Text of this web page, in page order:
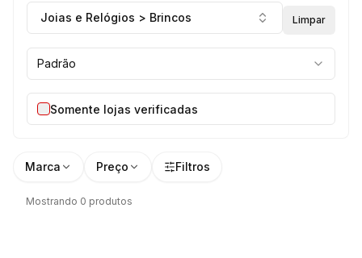
Joias e Relógios > Brincos Limpar
Padrão
Somente lojas verificadas
Marca Preço Filtros
Mostrando 0 produtos